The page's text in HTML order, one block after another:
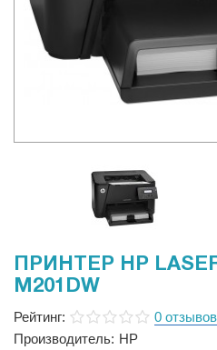
ПРИНТЕР HP
M201DW
Рейтинг:
0 отзывов
Производитель: HP